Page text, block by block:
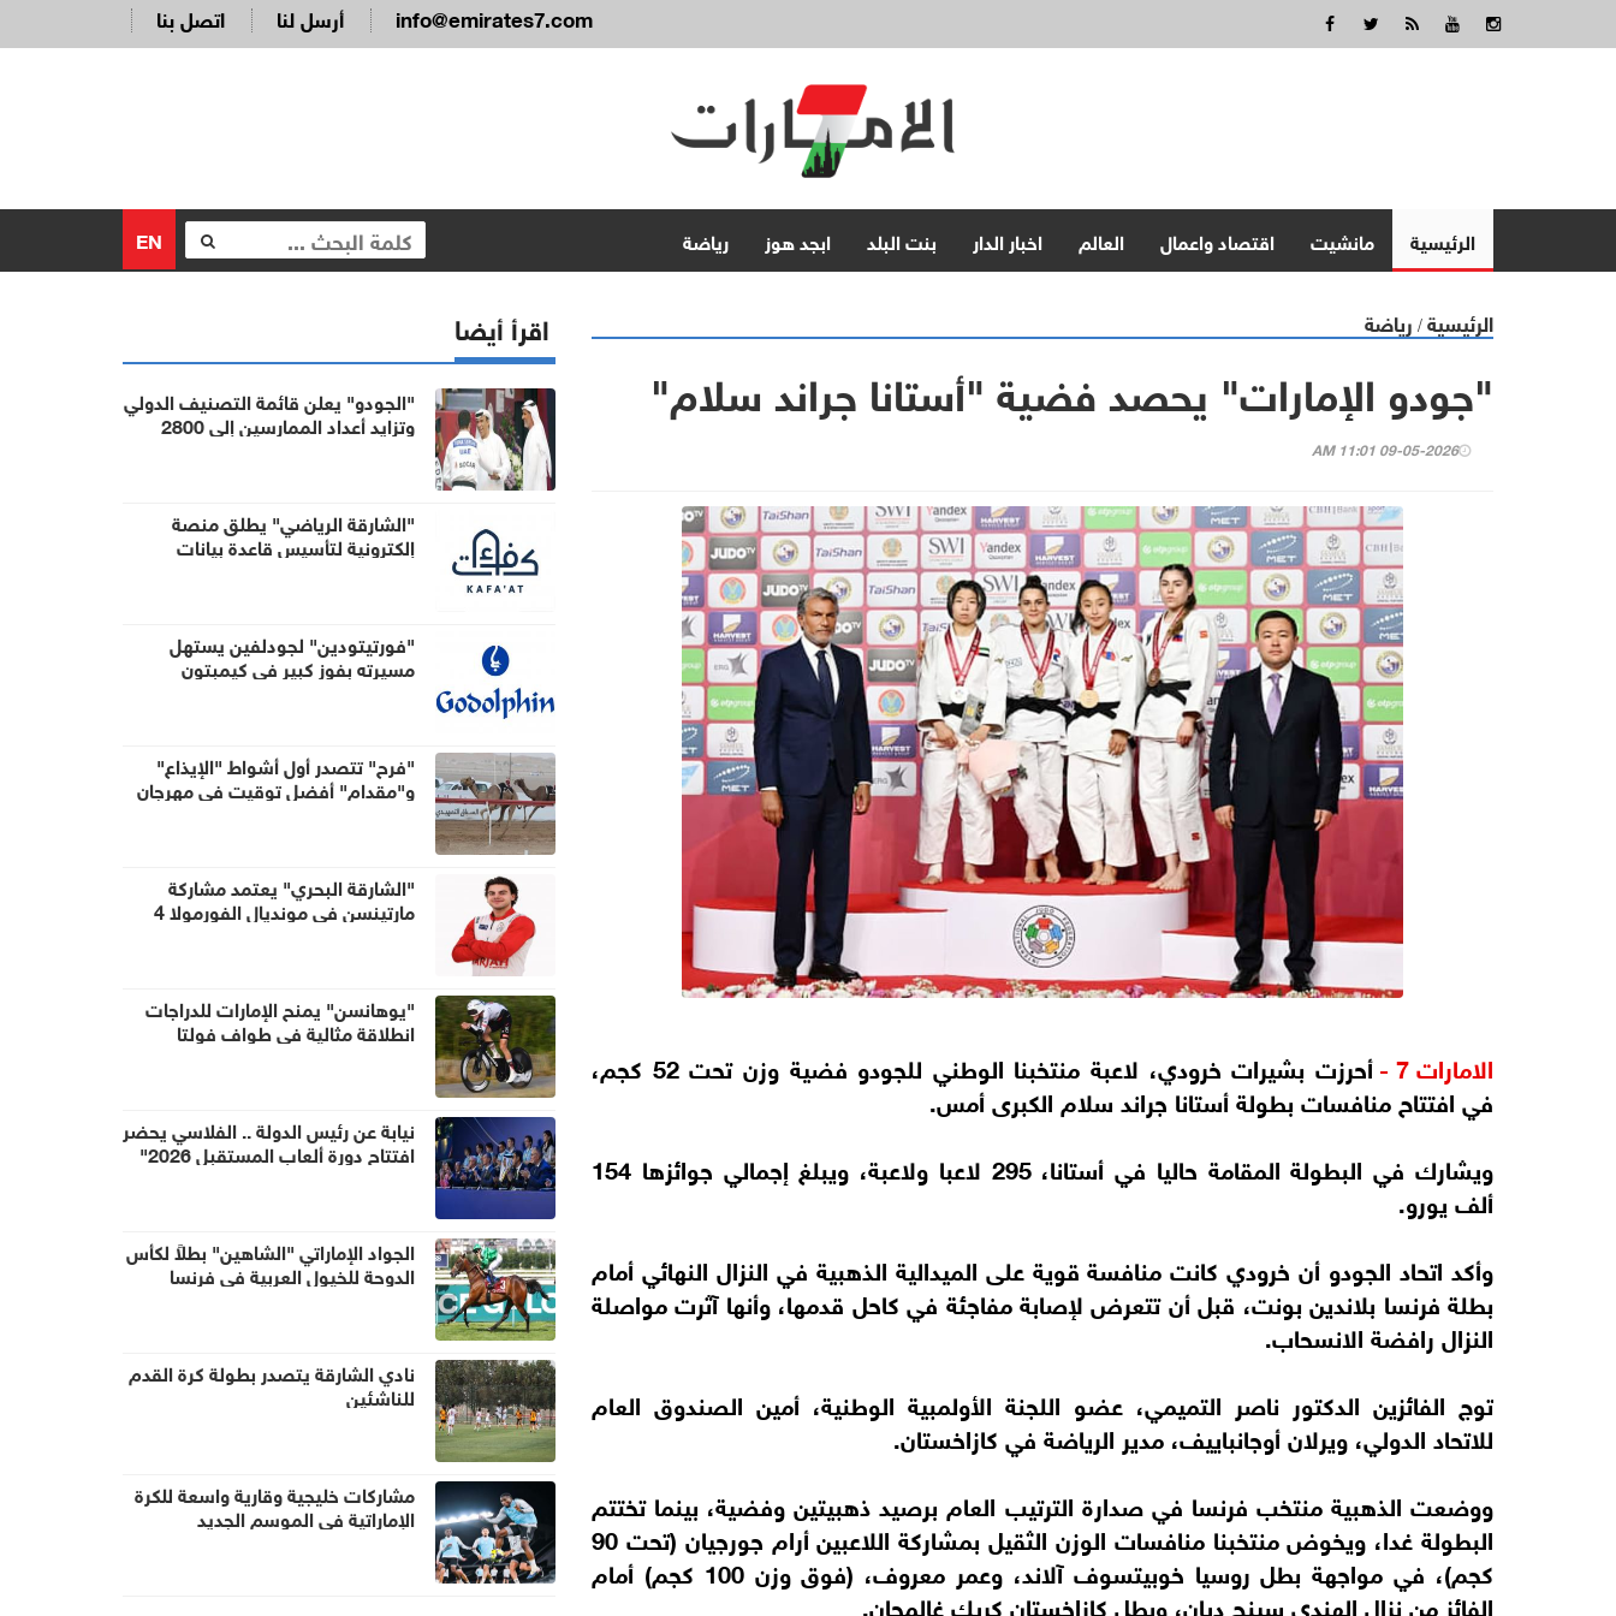
اتصل بنا أرسل لنا info@emirates7.com
الرئيسية مانشيت اقتصاد واعمال العالم اخبار الدار بنت البلد ابجد هوز رياضة EN
الرئيسية / رياضة
"جودو الإمارات" يحصد فضية "أستانا جراند سلام"
09-05-2026 11:01 AM
الامارات 7 -
أحرزت بشيرات خرودي، لاعبة منتخبنا الوطني للجودو فضية وزن تحت 52 كجم،
في افتتاح منافسات بطولة أستانا جراند سلام الكبرى أمس.
ويشارك في البطولة المقامة حاليا في أستانا، 295 لاعبا ولاعبة، ويبلغ إجمالي جوائزها 154
ألف يورو.
وأكد اتحاد الجودو أن خرودي كانت منافسة قوية على الميدالية الذهبية في النزال النهائي أمام
بطلة فرنسا بلاندين بونت، قبل أن تتعرض لإصابة مفاجئة في كاحل قدمها، وأنها آثرت مواصلة
النزال رافضة الانسحاب.
توج الفائزين الدكتور ناصر التميمي، عضو اللجنة الأولمبية الوطنية، أمين الصندوق العام
للاتحاد الدولي، ويرلان أوجانباييف، مدير الرياضة في كازاخستان.
ووضعت الذهبية منتخب فرنسا في صدارة الترتيب العام برصيد ذهبيتين وفضية، بينما تختتم
البطولة غدا، ويخوض منتخبنا منافسات الوزن الثقيل بمشاركة اللاعبين أرام جورجيان (تحت 90
كجم)، في مواجهة بطل روسيا خوبيتسوف آلاند، وعمر معروف، (فوق وزن 100 كجم) أمام
الفائز من نزال الهندي سينج ديان، وبطل كازاخستان كريك غالمجان.
اقرأ أيضا
"الجودو" يعلن قائمة التصنيف الدولي
وتزايد أعداد الممارسين إلى 2800
"الشارقة الرياضي" يطلق منصة
إلكترونية لتأسيس قاعدة بيانات
"فورتيتودين" لجودلفين يستهل
مسيرته بفوز كبير في كيمبتون
"فرح" تتصدر أول أشواط "الإيذاع"
و"مقدام" أفضل توقيت في مهرجان
"الشارقة البحري" يعتمد مشاركة
مارتينسن في مونديال الفورمولا 4
"يوهانسن" يمنح الإمارات للدراجات
انطلاقة مثالية في طواف فولتا
نيابة عن رئيس الدولة .. الفلاسي يحضر
افتتاح دورة ألعاب المستقبل 2026"
الجواد الإماراتي "الشاهين" بطلاً لكأس
الدوحة للخيول العربية في فرنسا
نادي الشارقة يتصدر بطولة كرة القدم
للناشئين
مشاركات خليجية وقارية واسعة للكرة
الإماراتية في الموسم الجديد